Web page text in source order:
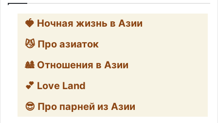
🍓 Ночная жизнь в Азии
😼 Про азиаток
🎎 Отношения в Азии
💕 Love Land
😎 Про парней из Азии